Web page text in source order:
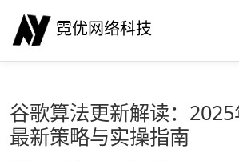
霓优网络科技
谷歌算法更新解读：2025
最新策略与实操指南